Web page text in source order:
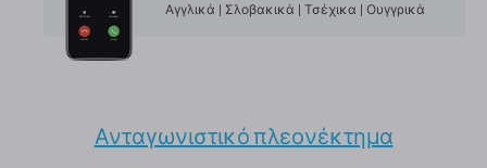
Αγγλικά | Σλοβακικά | Τσέχικα | Ουγγρικά
Ανταγωνιστικό πλεονέκτημα